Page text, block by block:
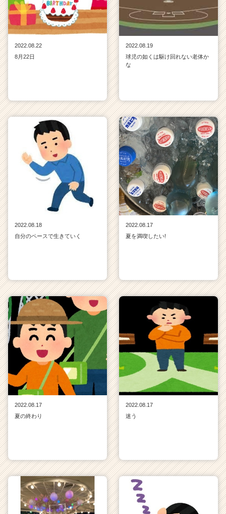
2022.08.22
8月22日
2022.08.19
球児の如くは駆け回れない老体か
な
2022.08.18
自分のペースで生きていく
2022.08.17
夏を満喫したい!
2022.08.17
夏の終わり
2022.08.17
迷う